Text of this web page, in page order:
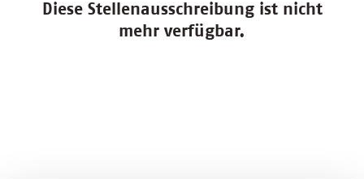
Diese Stellenausschreibung ist nicht
mehr verfügbar.